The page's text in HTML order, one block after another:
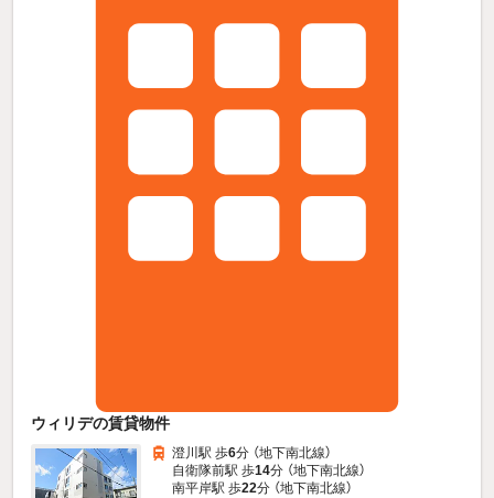
ウィリデの賃貸物件
澄川駅 歩6分 （地下南北線）
自衛隊前駅 歩14分 （地下南北線）
南平岸駅 歩22分 （地下南北線）